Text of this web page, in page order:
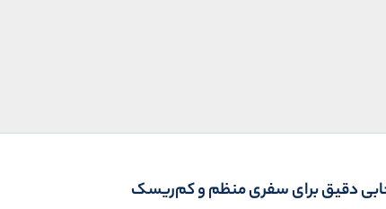
دقیق برای سفری منظم و کم‌ریسک